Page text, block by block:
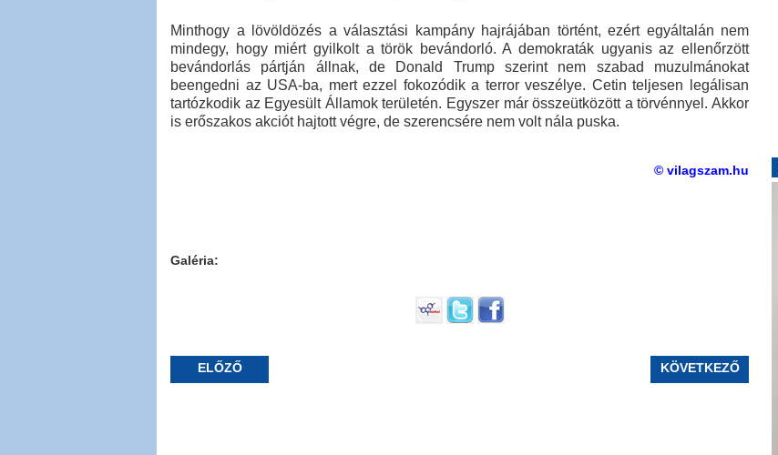
Minthogy a lövöldözés a választási kampány hajrájában történt, ezért egyáltalán nem
mindegy, hogy miért gyilkolt a török bevándorló. A demokraták ugyanis az ellenőrzött
bevándorlás pártján állnak, de Donald Trump szerint nem szabad muzulmánokat
beengedni az USA-ba, mert ezzel fokozódik a terror veszélye. Cetin teljesen legálisan
tartózkodik az Egyesült Államok területén. Egyszer már összeütközött a törvénnyel. Akkor
is erőszakos akciót hajtott végre, de szerencsére nem volt nála puska.
© vilagszam.hu
Galéria:
ELŐZŐ KÖVETKEZŐ